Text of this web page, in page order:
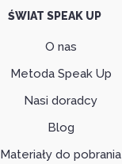
ŚWIAT SPEAK UP
O nas
Metoda Speak Up
Nasi doradcy
Blog
Materiały do pobrania